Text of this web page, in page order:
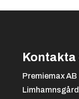
Kontakta
Premiemax AB